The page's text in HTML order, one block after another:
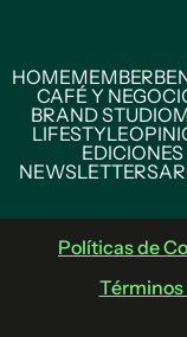
HOMEMEMBER
CAFÉ Y
BRAND STUDIO
LIFESTYLE
NEWSLETTERS
Políticas de